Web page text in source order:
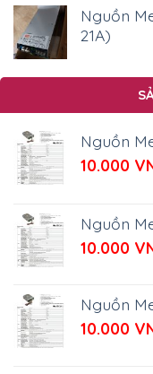
Nguồn
21A)
Nguồn
10.000
Nguồn
10.000
Nguồn
10.000